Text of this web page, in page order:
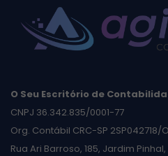
O Seu Escritório de
CNPJ 36.342.835/0001-77
Org. Contábil CRC-SP 2SP042718/
Rua Ari Barroso, 185, Jardim